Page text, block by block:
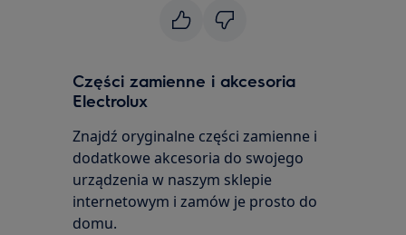
Części zamienne i akcesoria
Electrolux
Znajdź oryginalne części zamienne i
dodatkowe akcesoria do swojego
urządzenia w naszym sklepie
internetowym i zamów je prosto do
domu.